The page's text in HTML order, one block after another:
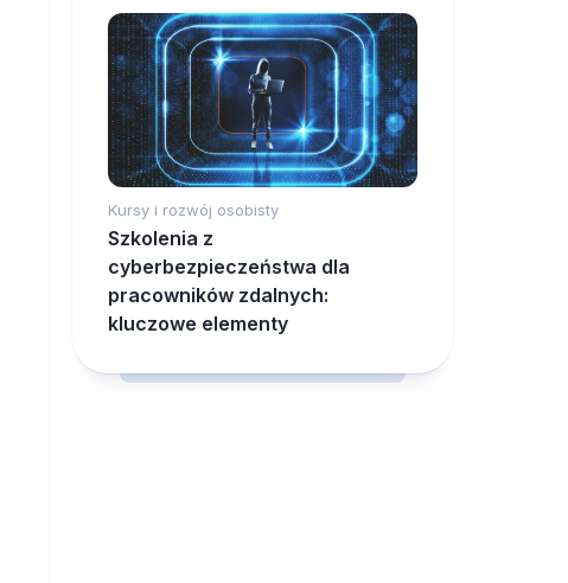
Kursy i rozwój osobisty
Szkolenia z
cyberbezpieczeństwa dla
pracowników zdalnych:
kluczowe elementy